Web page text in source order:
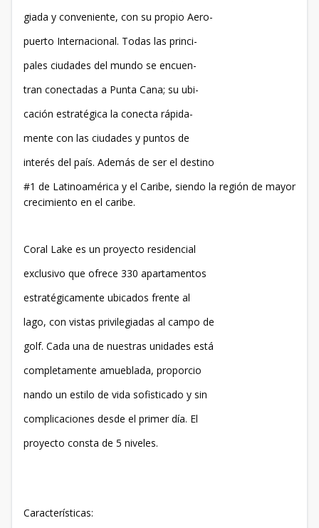
giada y conveniente, con su propio Aero-
puerto Internacional. Todas las princi-
pales ciudades del mundo se encuen-
tran conectadas a Punta Cana; su ubi-
cación estratégica la conecta rápida-
mente con las ciudades y puntos de
interés del país. Además de ser el destino
#1 de Latinoamérica y el Caribe, siendo la región de mayor
crecimiento en el caribe.
Coral Lake es un proyecto residencial
exclusivo que ofrece 330 apartamentos
estratégicamente ubicados frente al
lago, con vistas privilegiadas al campo de
golf. Cada una de nuestras unidades está
completamente amueblada, proporcio
nando un estilo de vida sofisticado y sin
complicaciones desde el primer día. El
proyecto consta de 5 niveles.
Características: